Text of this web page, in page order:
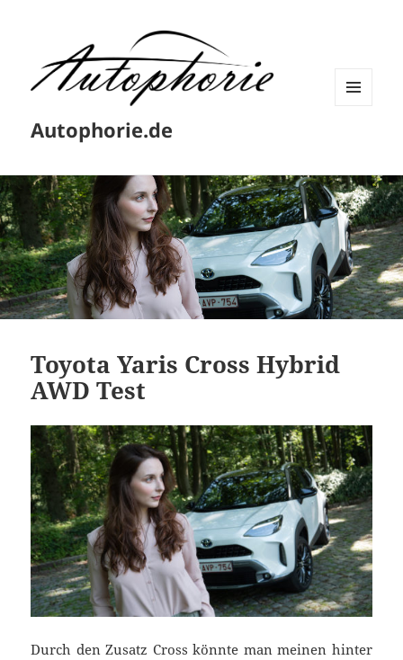
Autophorie.de
Toyota Yaris Cross Hybrid
AWD Test
Durch den Zusatz Cross könnte man meinen hinter